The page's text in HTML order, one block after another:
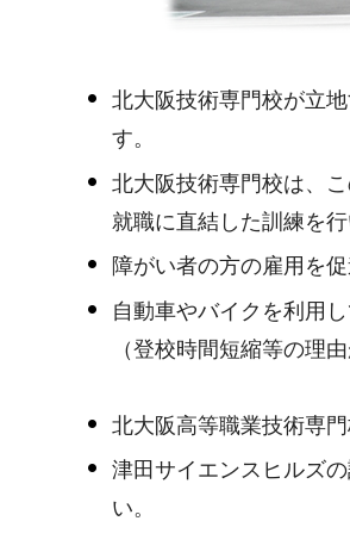
北大阪技術専門校が立
す。
北大阪技術専門校は、
就職に直結した訓練を
障がい者の方の雇用を
自動車やバイクを利用
（登校時間短縮等の理
北大阪高等職業技術専
津田サイエンスヒルズの
い。